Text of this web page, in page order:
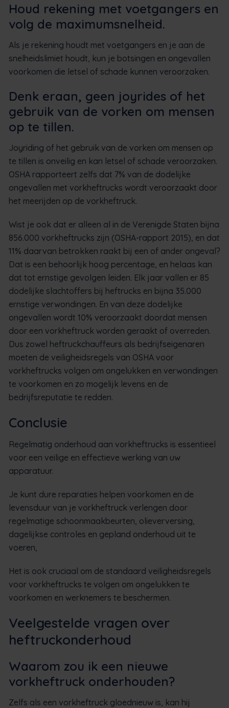
Houd rekening met voetgangers en
volg de maximumsnelheid.
Als je rekening houdt met voetgangers en je aan de
snelheidslimiet houdt, kun je botsingen en ongevallen
voorkomen die letsel of schade kunnen veroorzaken.
Denk eraan, geen joyrides of het
gebruik van de vorken om mensen
op te tillen.
Joyriding of het gebruik van de vorken om mensen op
te tillen is onveilig en kan letsel of schade veroorzaken.
OSHA rapporteert zelfs dat 7% van de dodelijke
ongevallen met vorkheftrucks wordt veroorzaakt door
het meerijden op de vorkheftruck.
Wist je ook dat er alleen al in de Verenigde Staten bijna
856.000 vorkheftrucks zijn (OSHA-rapport 2015), en dat
11% daarvan betrokken raakt bij een of ander ongeval?
Dat is een behoorlijk hoog percentage, en helaas kan
dat tot ernstige gevolgen leiden. Elk jaar vallen er 85
dodelijke slachtoffers bij heftrucks en bijna 35.000
ernstige verwondingen. En van deze dodelijke
ongevallen wordt 10% veroorzaakt doordat mensen
door een vorkheftruck worden geraakt of overreden.
Dus zowel heftruckchauffeurs als bedrijfseigenaren
moeten de veiligheidsregels van OSHA voor
vorkheftrucks volgen om ongelukken en verwondingen
te voorkomen en zo mogelijk levens en de
bedrijfsreputatie te redden.
Conclusie
Regelmatig onderhoud aan vorkheftrucks is essentieel
voor een veilige en effectieve werking van uw
apparatuur.
Je kunt dure reparaties helpen voorkomen en de
levensduur van je vorkheftruck verlengen door
regelmatige schoonmaakbeurten, olieverversing,
dagelijkse controles en gepland onderhoud uit te
voeren,
Het is ook cruciaal om de standaard veiligheidsregels
voor vorkheftrucks te volgen om ongelukken te
voorkomen en werknemers te beschermen.
Veelgestelde vragen over
heftruckonderhoud
Waarom zou ik een nieuwe
vorkheftruck onderhouden?
Zelfs als een vorkheftruck gloednieuw is, kan hij